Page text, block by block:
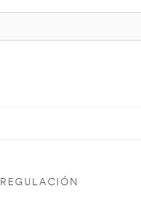
REGULACIÓN